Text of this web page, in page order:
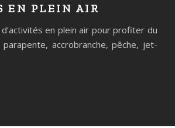
EN PLEIN AIR
en plein air pour profiter du
parapente, accrobranche, pêche, jet-